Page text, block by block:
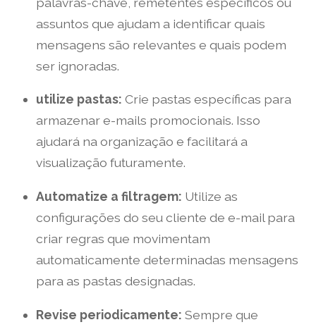
assuntos que ajudam a identificar quais
mensagens são relevantes e quais podem
ser ignoradas.
utilize pastas: Crie pastas específicas para
armazenar e-mails promocionais. Isso
ajudará na organização e facilitará a
visualização futuramente.
Automatize a filtragem: Utilize as
configurações do seu cliente de e-mail para
criar regras que movimentam
automaticamente determinadas mensagens
para as pastas designadas.
Revise periodicamente: Sempre que